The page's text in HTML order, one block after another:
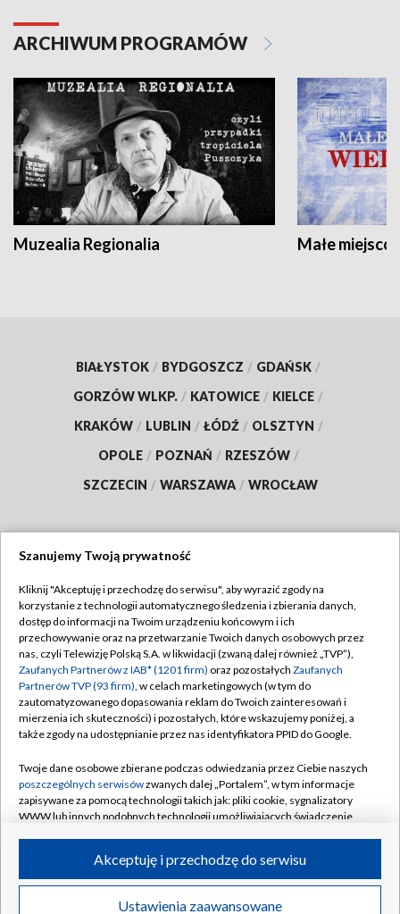
ARCHIWUM PROGRAMÓW
Muzealia Regionalia Małe
BIAŁYSTOK / BYDGOSZCZ / GDAŃSK /
GORZÓW WLKP. / KATOWICE / KIELCE /
KRAKÓW / LUBLIN / ŁÓDŹ / OLSZTYN /
OPOLE / POZNAŃ / RZESZÓW /
SZCZECIN / WARSZAWA / WROCŁAW
TVP
Abonament TVP
Emisja w TVP
Centrum informacji TVP
Naziemna Telewizja Cyfrowa
Rada Programowa
System NOS
Informacje o nadawcy
Program dla prasy
Regulamin TVP
Polityka prywatności
Moje zgody
Pomoc
Kontakt
Kanały
©2026 Telewizja Polska S.A. w likwidacji
Szanujemy Twoją prywatność
Kliknij "Akceptuję i przechodzę do serwisu", aby wyrazić zgody na
korzystanie z technologii automatycznego śledzenia i zbierania danych,
dostęp do informacji na Twoim urządzeniu końcowym i ich
przechowywanie oraz na przetwarzanie Twoich danych osobowych przez
nas, czyli Telewizję Polską S.A. w likwidacji (zwaną dalej również „TVP”),
Zaufanych Partnerów z IAB* (1201 firm) oraz pozostałych Zaufanych
Partnerów TVP (93 firm), w celach marketingowych (w tym do
zautomatyzowanego dopasowania reklam do Twoich zainteresowań i
mierzenia ich skuteczności) i pozostałych, które wskazujemy poniżej, a
także zgody na udostępnianie przez nas identyfikatora PPID do Google.
Twoje dane osobowe zbierane podczas odwiedzania przez Ciebie naszych
poszczególnych serwisówzwanych dalej „Portalem”, w tym informacje
zapisywane za pomocą technologii takich jak: pliki cookie, sygnalizatory
WWW lub innych podobnych technologii umożliwiających świadczenie
ruchu w Internecie.
Twoje dane osobowe zbierane podczas odwiedzania przez Ciebie
Ustawienia zaawansowane
Akceptuję i przechodzę do serwisu